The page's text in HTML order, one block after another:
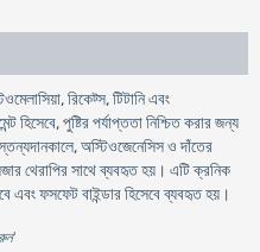
রিকেট্স, টিটানি এবং
হিসেবে, পুষ্টির পর্যাপ্ততা নিশ্চিত করার জন্য
অস্টিওজেনেসিস ও দাঁতের
থেরাপির সাথে ব্যবহৃত হয়। এটি ক্রনিক
এবং ফসফেট বাইন্ডার হিসেবে ব্যবহৃত হয়।
'